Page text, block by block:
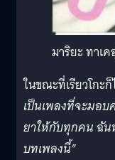
มาริยะ ทาเ
ในขณะที่เรียวโกะ
เป็นเพลงที่จะมอ
ยาให้กับทุกคน ฉัน
บทเพลงนี้”